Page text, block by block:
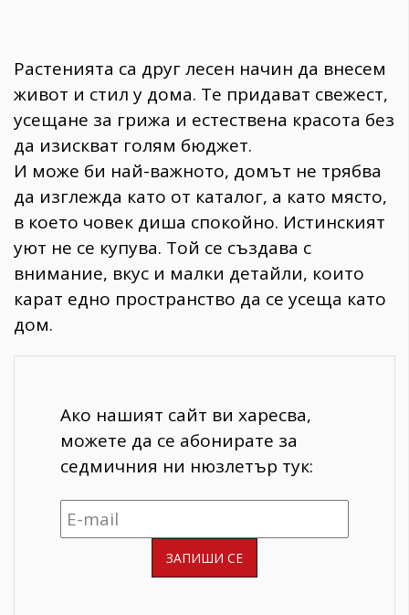
Растенията са друг лесен начин да внесем
живот и стил у дома. Те придават свежест,
усещане за грижа и естествена красота без
да изискват голям бюджет.
И може би най-важното, домът не трябва
да изглежда като от каталог, а като място,
в което човек диша спокойно. Истинският
уют не се купува. Той се създава с
внимание, вкус и малки детайли, които
карат едно пространство да се усеща като
дом.
Ако нашият сайт ви харесва,
можете да се абонирате за
седмичния ни нюзлетър тук: